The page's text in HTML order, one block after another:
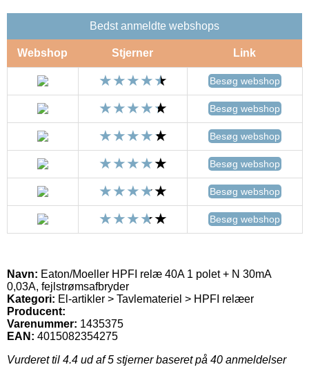
Bedst anmeldte webshops
Webshop Stjerner Link
Besøg webshop
Besøg webshop
Besøg webshop
Besøg webshop
Besøg webshop
Besøg webshop
Navn: Eaton/Moeller HPFI relæ 40A 1 polet + N 30mA
0,03A, fejlstrømsafbryder
Kategori: El-artikler > Tavlemateriel > HPFI relæer
Producent:
Varenummer: 1435375
EAN: 4015082354275
Vurderet til 4.4 ud af 5 stjerner baseret på 40 anmeldelser